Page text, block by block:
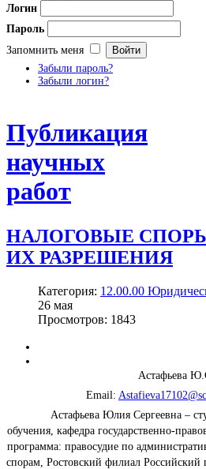
Логин
Пароль
Запомнить меня
Забыли пароль?
Забыли логин?
Публикация
научных
работ
НАЛОГОВЫЕ
ИХ РАЗРЕШЕНИЯ
Категория: 12.00.00
26 мая
Просмотров: 1843
Астафьева
Email:
Астафьева Юлия Сергеевна –
обучения, кафедра государственно-
программа: правосудие по
спорам, Ростовский филиал Российский